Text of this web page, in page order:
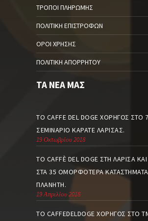
ΤΡΌΠΟΙ ΠΛΗΡΩΜΉΣ
ΠΟΛΙΤΙΚΉ ΕΠΙΣΤΡΟΦΏΝ
ΌΡΟΙ ΧΡΉΣΗΣ
ΠΟΛΙΤΙΚΉ ΑΠΟΡΡΉΤΟΥ
ΤΑ ΝΈΑ ΜΑΣ
ΤΟ CAFFE DEL DOGE ΧΟΡΗΓΌΣ ΣΤΟ 7
ΣΕΜΙΝΆΡΙΟ ΚΑΡΆΤΕ ΛΆΡΙΣΑΣ.
19 Οκτωβρίου 2018
ΤΟ CAFFÈ DEL DOGE ΣΤΗ ΛΆΡΙΣΑ
ΣΤΑ 35 ΟΜΟΡΦΌΤΕΡΑ
ΠΛΑΝΉΤΗ.
19 Απριλίου 2018
TO CAFFEDELDOGE ΧΟΡΗΓΌΣ ΣΤΟ